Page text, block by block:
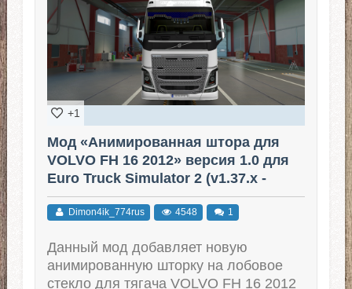
+1
Мод «Анимированная штора для
VOLVO FH 16 2012» версия 1.0 для
Euro Truck Simulator 2 (v1.37.x -
1.41.x)
Dimon4ik_774rus 4548 1
Данный мод добавляет новую
анимированную шторку на лобовое
стекло для тягача VOLVO FH 16 2012